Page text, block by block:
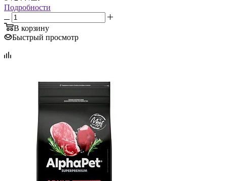
Подробности
В корзину
Быстрый просмотр